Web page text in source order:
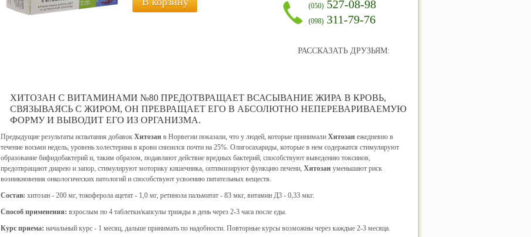
(050) 527-08-98
(098) 311-79-76
РАССКАЗАТЬ ДРУЗЬЯМ:
ХИТОЗАН С ВИТАМИНАМИ №80 ПРЕДОТВРАЩАЕТ ВСАСЫВАНИЕ ЖИРА В КРОВЬ,
СВЯЗЫВАЯСЬ С ЖИРОМ, ОН ПРЕВРАЩАЕТ ЕГО В АБСОЛЮТНО НЕПЕРЕВАРИВАЕМУЮ
ФОРМУ И ВЫВОДИТ ЕГО ИЗ ОРГАНИЗМА.
Предыдущие результаты испытания добавок Хитозан в Норвегии показали, что у людей, которые принимали Хитозан ежедневно в
течение восьми недель, уровень холестерина в крови снизился почти на 25%. Олигосахариды, которые в нем содержатся стимулируют
образование бифидобактерий и, таким образом, подавляют действие вредных бактерий, способствуют выведению токсинов,
предотвращают диарею и запор, стимулируют моторику кишечника, оптимизируют функцию печени, Хитозан уменьшают риск
возникновения онкологических патологий и способствуют усвоению питательных веществ.
Состав: хитозан - 200 мг, токоферола ацетат - 1,0 мг, ретинола пальмитат - 83 мкг, витамин Д3 - 0,33 мкг.
Способ применения: взрослым по 4 таблетки/капсулы трижды в день через 2-3 часа после еды.
Курс приема: начальный курс - 1 месяц, дальше принимать по надобности. Повторные курсы возможны через каждые 2-3 месяца.